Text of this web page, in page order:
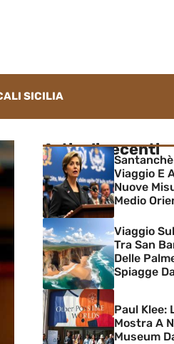
SICILIA
Articoli recenti
Viaggio E
Nuove
Medio
Viaggio
Tra San
Delle
Spiagge
Paul Klee:
Mostra A
Museum